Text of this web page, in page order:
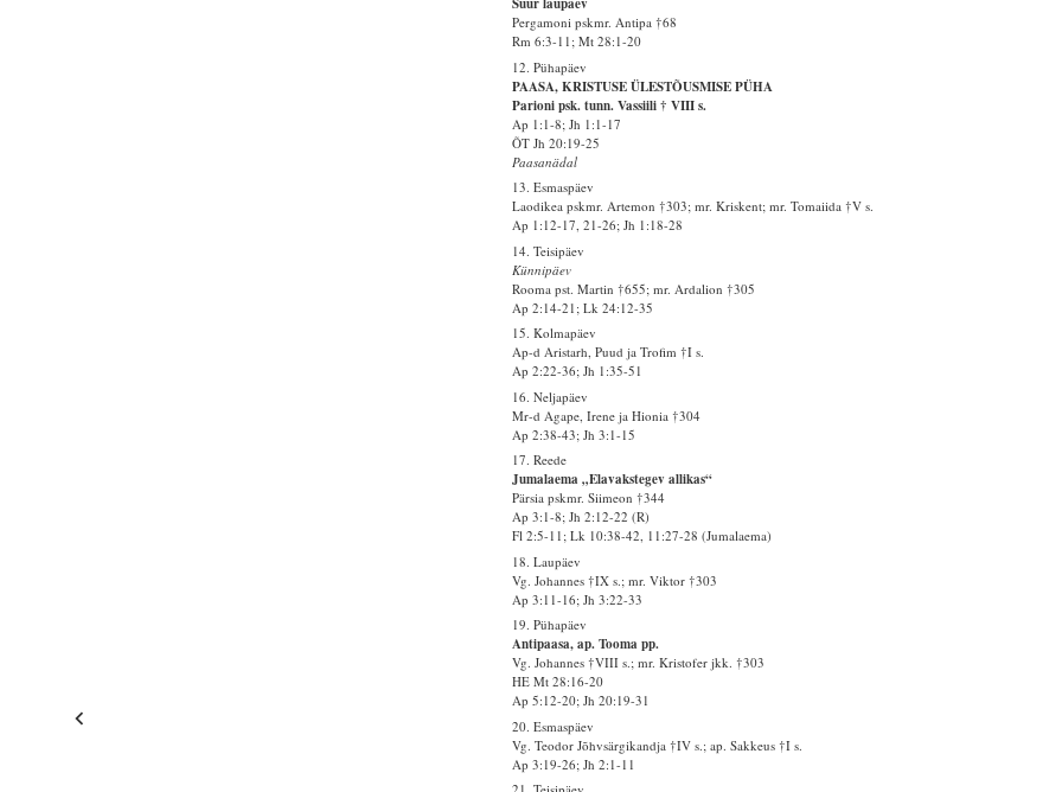
Suur laupäev
Pergamoni pskmr. Antipa †68
Rm 6:3-11; Mt 28:1-20
12. Pühapäev
PAASA, KRISTUSE ÜLESTÕUSMISE PÜHA
Parioni psk. tunn. Vassiili † VIII s.
Ap 1:1-8; Jh 1:1-17
ÕT Jh 20:19-25
Paasanädal
13. Esmaspäev
Laodikea pskmr. Artemon †303; mr. Kriskent; mr. Tomaiida †V s.
Ap 1:12-17, 21-26; Jh 1:18-28
14. Teisipäev
Künnipäev
Rooma pst. Martin †655; mr. Ardalion †305
Ap 2:14-21; Lk 24:12-35
15. Kolmapäev
Ap-d Aristarh, Puud ja Trofim †I s.
Ap 2:22-36; Jh 1:35-51
16. Neljapäev
Mr-d Agape, Irene ja Hionia †304
Ap 2:38-43; Jh 3:1-15
17. Reede
Jumalaema „Elavakstegev allikas“
Pärsia pskmr. Siimeon †344
Ap 3:1-8; Jh 2:12-22 (R)
Fl 2:5-11; Lk 10:38-42, 11:27-28 (Jumalaema)
18. Laupäev
Vg. Johannes †IX s.; mr. Viktor †303
Ap 3:11-16; Jh 3:22-33
19. Pühapäev
Antipaasa, ap. Tooma pp.
Vg. Johannes †VIII s.; mr. Kristofer jkk. †303
HE Mt 28:16-20
Ap 5:12-20; Jh 20:19-31
20. Esmaspäev
Vg. Teodor Jõhvsärgikandja †IV s.; ap. Sakkeus †I s.
Ap 3:19-26; Jh 2:1-11